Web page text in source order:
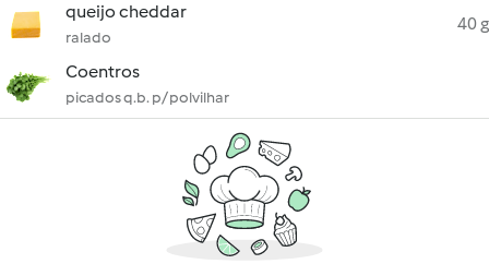
queijo cheddar
ralado
40 g
Coentros
picados q.b. p/ polvilhar